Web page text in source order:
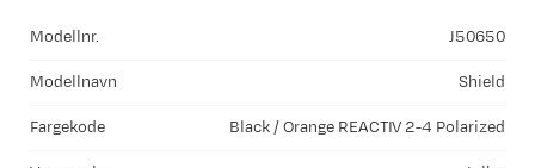
Modellnr. J50650
Modellnavn Shield
Fargekode Black / Orange REACTIV 2-4 Polarized